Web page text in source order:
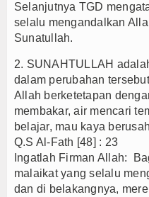
Selanjutnya TGD
selalu mengandalkan
Sunatullah.
2. SUNAHTULLAH
dalam perubahan
Allah berketetapan
membakar, air mencari
belajar, mau kaya
Q.S Al-Fath [48] : 23
Ingatlah Firman Allah:
malaikat yang selalu
dan di belakangnya,